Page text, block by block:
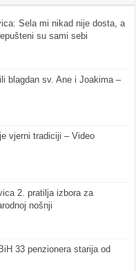
Sela mi nikad nije dosta, a
su sami sebi
blagdan sv. Ane i Joakima –
vjerni tradiciji – Video
2. pratilja izbora za
nošnji
33 penzionera starija od